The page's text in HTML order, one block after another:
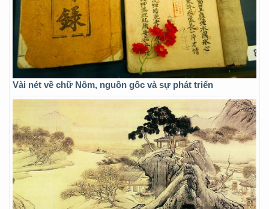
Vài nét về chữ Nôm, nguồn gốc và sự phát triển